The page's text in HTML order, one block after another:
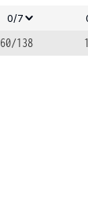
0/7
60/138